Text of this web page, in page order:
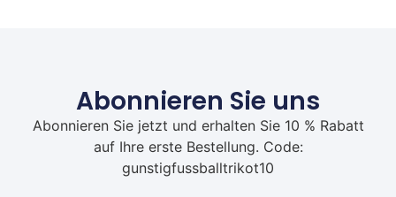
Abonnieren Sie uns
Abonnieren Sie jetzt und erhalten Sie 10 % Rabatt
auf Ihre erste Bestellung. Code:
gunstigfussballtrikot10